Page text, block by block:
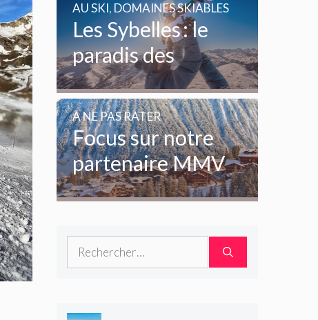
Les Sybelles : le
paradis des
enfants et des
amoureux de la
glisse
AU SKI, DOMAINES SKIABLES
Focus sur notre
partenaire MMV
A NE PAS RATER